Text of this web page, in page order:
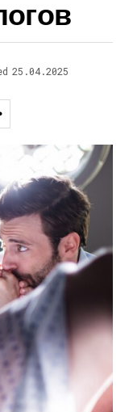
25.04.2025